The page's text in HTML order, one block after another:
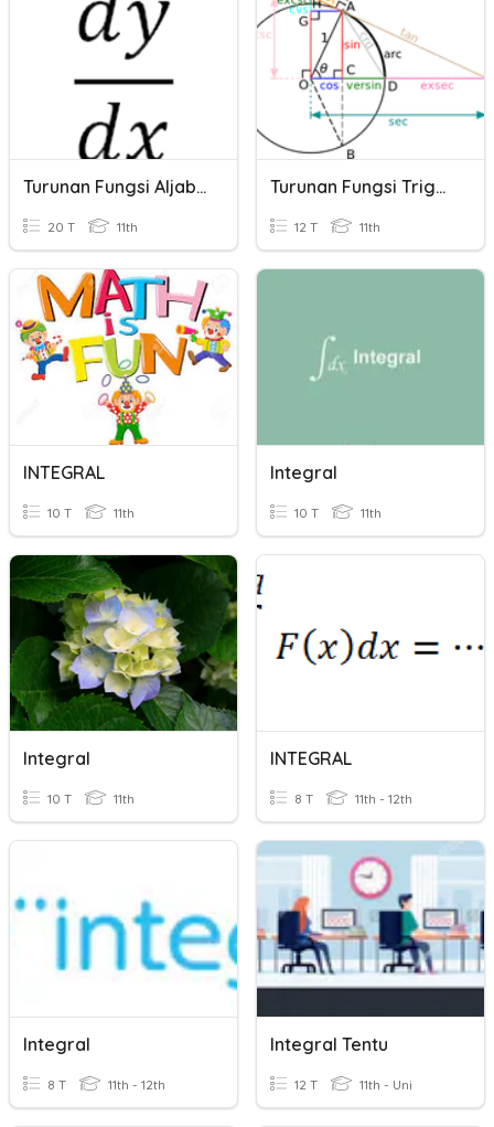
Turunan Fungsi Aljabar
20 T 11th
Turunan Fungsi Trigonometri (Basic)
12 T 11th
INTEGRAL
10 T 11th
Integral
10 T 11th
Integral
10 T 11th
INTEGRAL
8 T 11th - 12th
Integral
8 T 11th - 12th
Integral Tentu
12 T 11th - Uni